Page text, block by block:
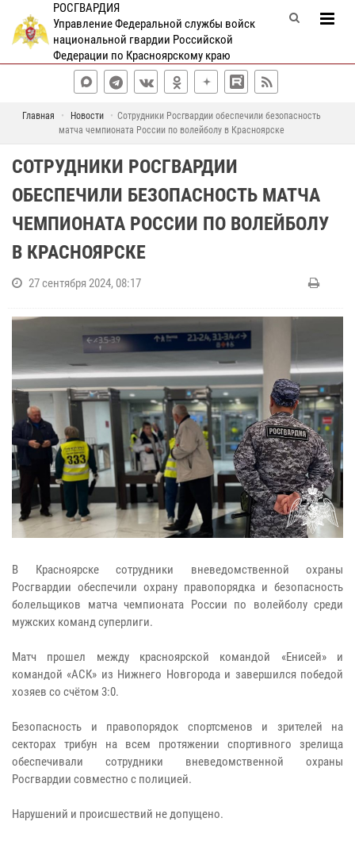
РОСГВАРДИЯ
Управление Федеральной службы войск
национальной гвардии Российской
Федерации по Красноярскому краю
Главная Новости
Сотрудники Росгвардии обеспечили безопасность
матча чемпионата России по волейболу в Красноярске
СОТРУДНИКИ РОСГВАРДИИ
ОБЕСПЕЧИЛИ БЕЗОПАСНОСТЬ МАТЧА
ЧЕМПИОНАТА РОССИИ ПО ВОЛЕЙБОЛУ
В КРАСНОЯРСКЕ
27 сентября 2024, 08:17
В Красноярске сотрудники вневедомственной охраны
Росгвардии обеспечили охрану правопорядка и безопасность
болельщиков матча чемпионата России по волейболу среди
мужских команд суперлиги.
Матч прошел между красноярской командой «Енисей» и
командой «АСК» из Нижнего Новгорода и завершился победой
хозяев со счётом 3:0.
Безопасность и правопорядок спортсменов и зрителей на
секторах трибун на всем протяжении спортивного зрелища
обеспечивали сотрудники вневедомственной охраны
Росгвардии совместно с полицией.
Нарушений и происшествий не допущено.